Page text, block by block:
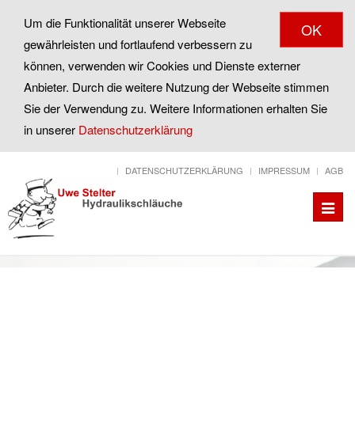
OK
Um die Funktionalität unserer Webseite
gewährleisten und fortlaufend verbessern zu
können, verwenden wir Cookies und Dienste externer
Anbieter. Durch die weitere Nutzung der Webseite stimmen
Sie der Verwendung zu. Weitere Informationen erhalten Sie
in unserer Datenschutzerklärung
DATENSCHUTZERKLÄRUNG IMPRESSUM AGB
Toggle